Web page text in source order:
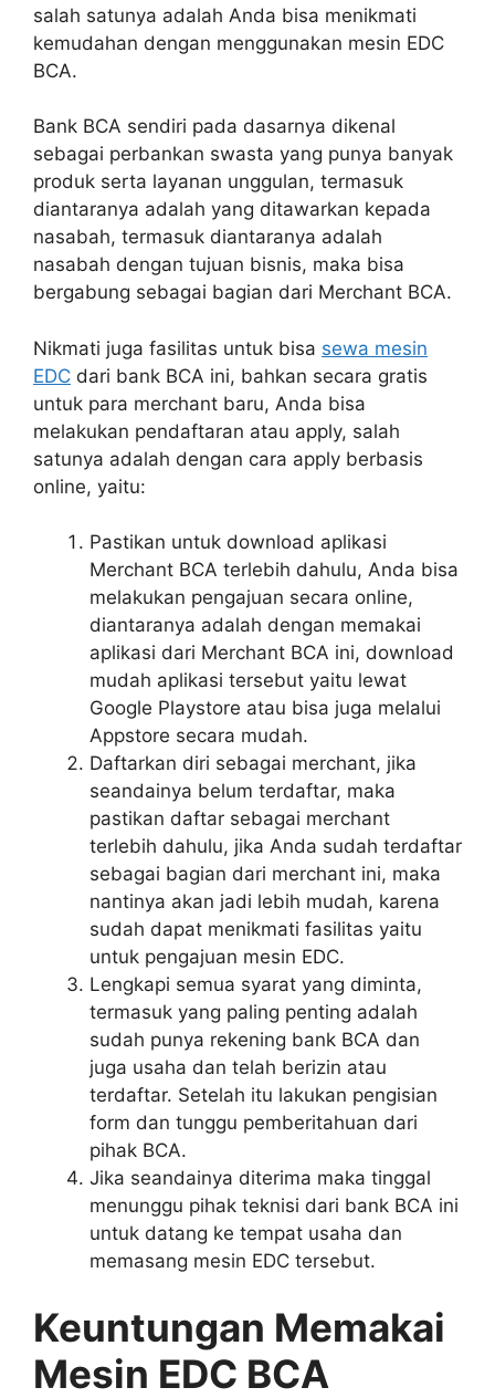
salah satunya adalah Anda bisa menikmati
kemudahan dengan menggunakan mesin EDC
BCA.
Bank BCA sendiri pada dasarnya dikenal
sebagai perbankan swasta yang punya banyak
produk serta layanan unggulan, termasuk
diantaranya adalah yang ditawarkan kepada
nasabah, termasuk diantaranya adalah
nasabah dengan tujuan bisnis, maka bisa
bergabung sebagai bagian dari Merchant BCA.
Nikmati juga fasilitas untuk bisa sewa mesin
EDC dari bank BCA ini, bahkan secara gratis
untuk para merchant baru, Anda bisa
melakukan pendaftaran atau apply, salah
satunya adalah dengan cara apply berbasis
online, yaitu:
Pastikan untuk download aplikasi
Merchant BCA terlebih dahulu, Anda bisa
melakukan pengajuan secara online,
diantaranya adalah dengan memakai
aplikasi dari Merchant BCA ini, download
mudah aplikasi tersebut yaitu lewat
Google Playstore atau bisa juga melalui
Appstore secara mudah.
Daftarkan diri sebagai merchant, jika
seandainya belum terdaftar, maka
pastikan daftar sebagai merchant
terlebih dahulu, jika Anda sudah terdaftar
sebagai bagian dari merchant ini, maka
nantinya akan jadi lebih mudah, karena
sudah dapat menikmati fasilitas yaitu
untuk pengajuan mesin EDC.
Lengkapi semua syarat yang diminta,
termasuk yang paling penting adalah
sudah punya rekening bank BCA dan
juga usaha dan telah berizin atau
terdaftar. Setelah itu lakukan pengisian
form dan tunggu pemberitahuan dari
pihak BCA.
Jika seandainya diterima maka tinggal
menunggu pihak teknisi dari bank BCA ini
untuk datang ke tempat usaha dan
memasang mesin EDC tersebut.
Keuntungan Memakai
Mesin EDC BCA